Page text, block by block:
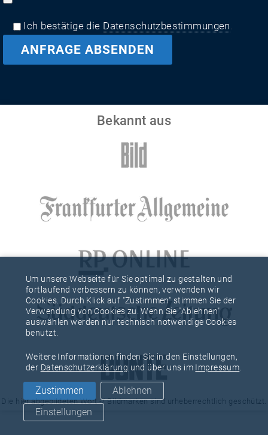
Ich bestätige die Datenschutzbestimmungen
Bekannt aus
Die hier abgebildeten Wort -/ Bildmarken sind urheberrechtlich geschützt.
Um unsere Webseite für Sie optimal zu gestalten und
fortlaufend verbessern zu können, verwenden wir
Cookies. Durch Klick auf "Zustimmen" stimmen Sie der
Verwendung von Cookies zu. Wenn Sie "Ablehnen"
auswählen werden nur technisch notwendige Cookies
benutzt.
Weitere Informationen finden Sie in den Einstellungen,
der Datenschutzerklärung und über uns im Impressum
Zustimmen
Ablehnen
Einstellungen